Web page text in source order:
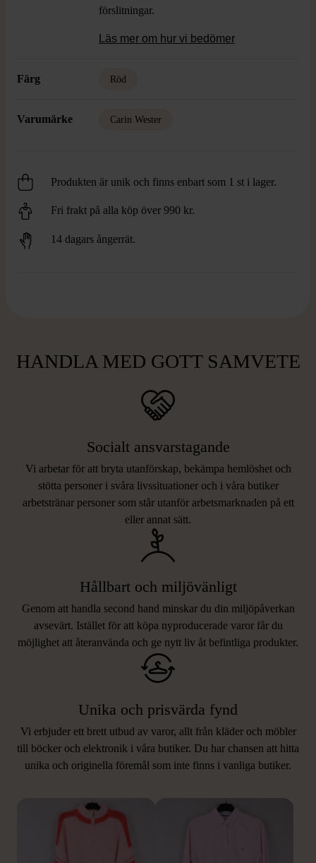
förslitningar.
Läs mer om hur vi bedömer
Färg Röd
Varumärke Carin Wester
Produkten är unik och finns enbart som 1 st i lager.
Fri frakt på alla köp över 990 kr.
14 dagars ångerrät.
HANDLA MED GOTT SAMVETE
Socialt ansvarstagande
Vi arbetar för att bryta utanförskap, bekämpa hemlöshet och
stötta personer i svåra livssituationer och i våra butiker
arbetstränar personer som står utanför arbetsmarknaden på ett
eller annat sätt.
Hållbart och miljövänligt
Genom att handla second hand minskar du din miljöpåverkan
avsevärt. Istället för att köpa nyproducerade varor får du
möjlighet att återanvända och ge nytt liv åt befintliga produkter.
Unika och prisvärda fynd
Vi erbjuder ett brett utbud av varor, allt från kläder och möbler
till böcker och elektronik i våra butiker. Du har chansen att hitta
unika och originella föremål som inte finns i vanliga butiker.
LIKNANDE PRODUKTER
Hitta produkter som påminner om denna